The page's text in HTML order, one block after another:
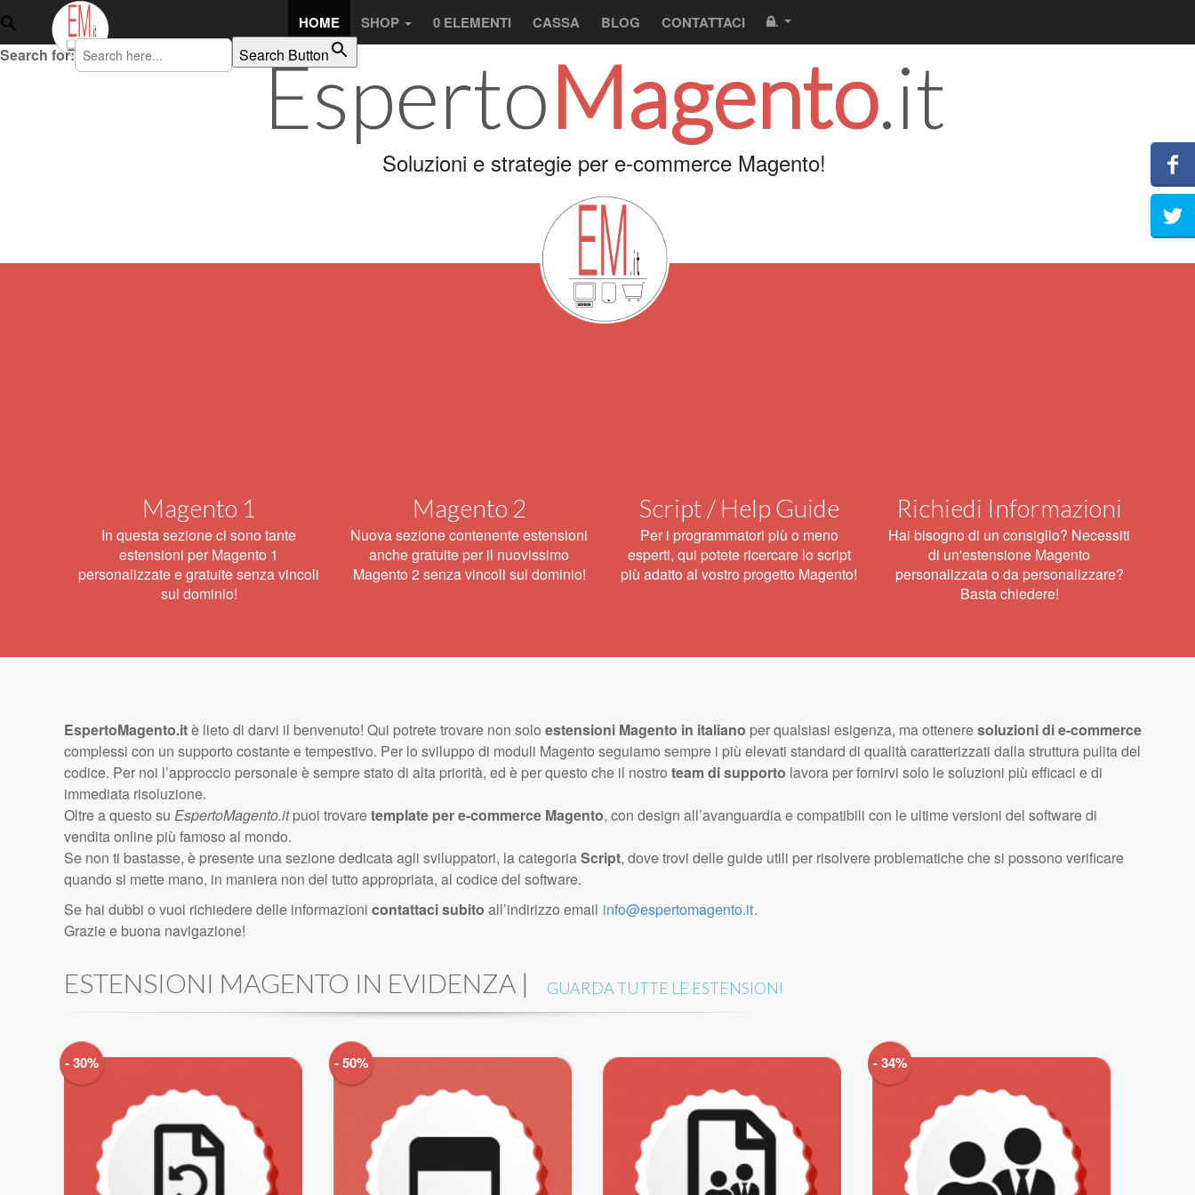
Search for: Search Button
Main menu
Skip to content
HOME SHOP 0 ELEMENTI CASSA BLOG CONTATTACI .
EspertoMagento.it
Soluzioni e strategie per e-commerce Magento!
Magento 1
In questa sezione ci sono tante
estensioni per Magento 1
personalizzate e gratuite senza vincoli
sul dominio!
Magento 2
Nuova sezione contenente estensioni
anche gratuite per il nuovissimo
Magento 2 senza vincoli sul dominio!
Script / Help Guide
Per i programmatori più o meno
esperti, qui potete ricercare lo script
più adatto al vostro progetto Magento!
Richiedi Informazioni
Hai bisogno di un consiglio? Necessiti
di un'estensione Magento
personalizzata o da personalizzare?
Basta chiedere!
EspertoMagento.itè lieto di darvi il benvenuto! Qui potrete trovare non solo estensioni Magento in italiano per qualsiasi esigenza, ma otteneresoluzioni di e-commerce
complessi con un supporto costante e tempestivo. Per lo sviluppo di moduli Magento seguiamo sempre i più elevati standard di qualità caratterizzati dalla struttura pulita del
codice. Per noi l’approccio personale è sempre stato di alta priorità, ed è per questo che il nostro team di supporto lavora per fornirvi solo le soluzioni più efficaci e di
immediata risoluzione.
Oltre a questo su EspertoMagento.itpuoi trovaretemplate per e-commerce Magento, con design all’avanguardia e compatibili con le ultime versioni del software di
vendita online più famoso al mondo.
Se non ti bastasse, è presente una sezione dedicata agli sviluppatori, la categoriaScript, dove trovi delle guide utili per risolvere problematiche che si possono verificare
quando si mette mano, in maniera non del tutto appropriata, al codice del software.
Se hai dubbi o vuoi richiedere delle informazioni contattaci subito all’indirizzo email info@espertomagento.it.
Grazie e buona navigazione!
ESTENSIONI MAGENTO IN EVIDENZA | GUARDA TUTTE LE ESTENSIONI
- 30% - 50% - 34%